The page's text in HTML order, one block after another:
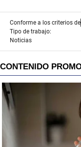
Conforme a los criterios de
Tipo de trabajo:
Noticias